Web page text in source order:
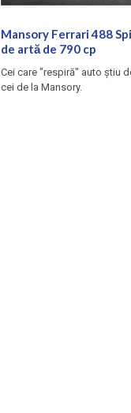
Mansory Ferrari 488
de artă de 790 cp
Cei care "respiră" auto ştiu
cei de la Mansory.